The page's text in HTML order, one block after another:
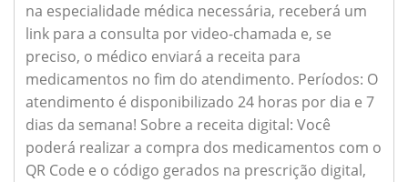
na especialidade médica necessária, receberá um
link para a consulta por video-chamada e, se
preciso, o médico enviará a receita para
medicamentos no fim do atendimento. Períodos: O
atendimento é disponibilizado 24 horas por dia e 7
dias da semana! Sobre a receita digital: Você
poderá realizar a compra dos medicamentos com o
QR Code e o código gerados na prescrição digital,